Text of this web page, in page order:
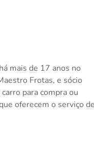
mais de 17 anos no
Frotas, e sócio
para compra ou
oferecem o serviço